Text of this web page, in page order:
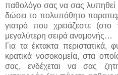
παθολόγο σας να σας λυπηθεί
δώσει το πολυπόθητο
γιατρό που χρειάζεστε
μεγαλύτερη σειρά αναμονής…
Για τα έκτακτα περιστατικά,
κρατικά νοσοκομεία, στα
σας, ενδέχεται να σας